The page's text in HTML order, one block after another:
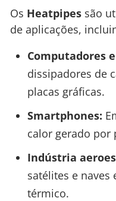
Os Heatpipes são
de aplicações,
Computadores
dissipadores de
placas gráficas.
Smartphones:
calor gerado por
Indústria
satélites e naves
térmico.